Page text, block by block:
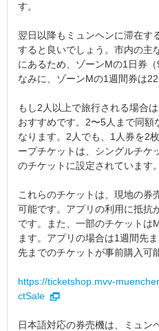
す。
翌日以降もミュンヘンに滞在す
すると良いでしょう。市内の主
にあるため、ゾーンMの1日券
なみに、ゾーンMの1週間券は
もし2人以上で旅行される場合
おすすめです。2〜5人まで同額
なります。2人でも、1人券を2
ープチケットは、シングルチケ
のチケットに設定されています。
これらのチケットは、現地の券
可能です。アプリの利用に抵抗
です。また、一部のチケットは
ます。アプリの場合は1週間先
先までのチケットが事前購入可
https://ticketshop.mvv-
ctSale
日本語対応の券売機は、ミュン